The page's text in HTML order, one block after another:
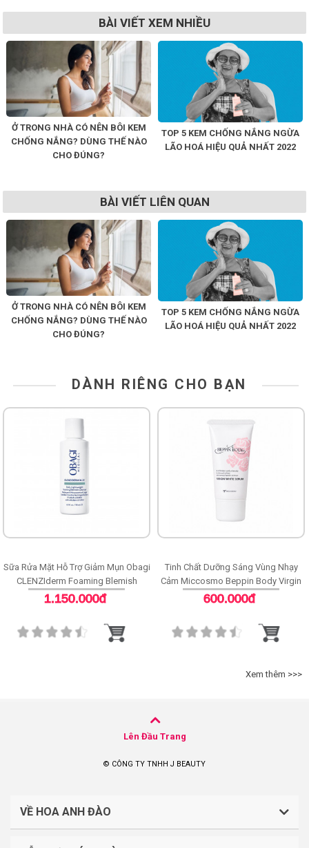
BÀI VIẾT XEM NHIỀU
Ở TRONG NHÀ CÓ NÊN BÔI KEM
CHỐNG NẮNG? DÙNG THẾ NÀO
CHO ĐÚNG?
TOP 5 KEM CHỐNG NẮNG NGỪA
LÃO HOÁ HIỆU QUẢ NHẤT 2022
BÀI VIẾT LIÊN QUAN
Ở TRONG NHÀ CÓ NÊN BÔI KEM
CHỐNG NẮNG? DÙNG THẾ NÀO
CHO ĐÚNG?
TOP 5 KEM CHỐNG NẮNG NGỪA
LÃO HOÁ HIỆU QUẢ NHẤT 2022
DÀNH RIÊNG CHO BẠN
Sữa Rửa Mặt Hỗ Trợ Giảm Mụn Obagi
CLENZIderm Foaming Blemish
Cleanser
1.150.000đ
Tinh Chất Dưỡng Sáng Vùng Nhạy
Cảm Miccosmo Beppin Body Virgin
White Serum
600.000đ
Xem thêm >>>
Lên Đầu Trang
© CÔNG TY TNHH J BEAUTY
VỀ HOA ANH ĐÀO